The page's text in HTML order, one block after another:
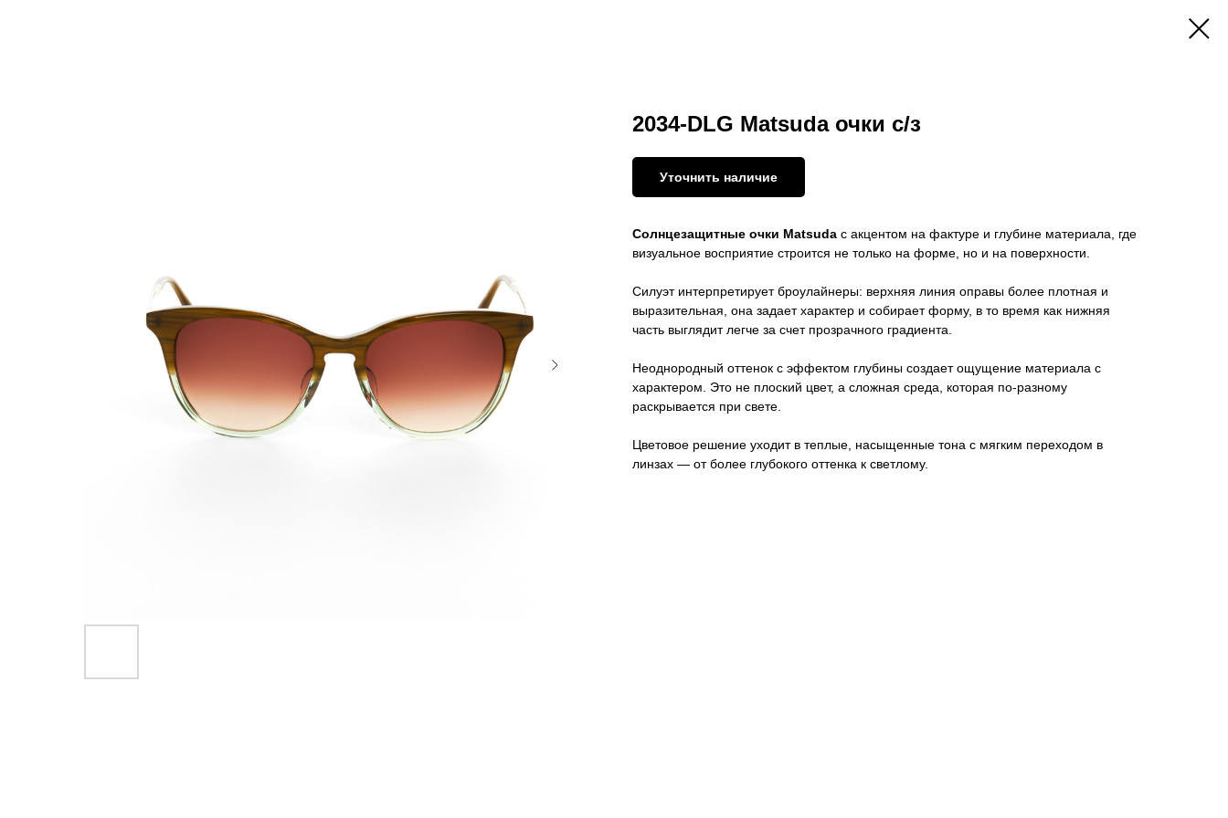
2034-DLG Matsuda очки c/з
Уточнить наличие
Солнцезащитные очки Matsuda с акцентом на фактуре и глубине материала, где
визуальное восприятие строится не только на форме, но и на поверхности.
Силуэт интерпретирует броулайнеры: верхняя линия оправы более плотная и
выразительная, она задает характер и собирает форму, в то время как нижняя
часть выглядит легче за счет прозрачного градиента.
Неоднородный оттенок с эффектом глубины создает ощущение материала с
характером. Это не плоский цвет, а сложная среда, которая по-разному
раскрывается при свете.
Цветовое решение уходит в теплые, насыщенные тона с мягким переходом в
линзах — от более глубокого оттенка к светлому.